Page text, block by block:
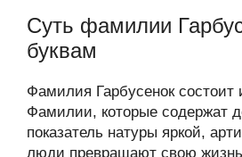
Суть фамилии
буквам
Фамилия Гарбусенок состоит
Фамилии, которые содержат
показатель натуры яркой,
люди превращают свою